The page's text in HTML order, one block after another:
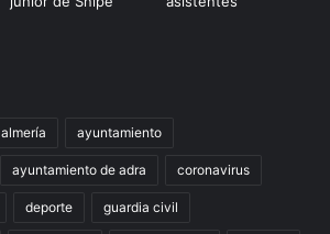
almería ayuntamiento
ayuntamiento de adra coronavirus
deporte guardia civil